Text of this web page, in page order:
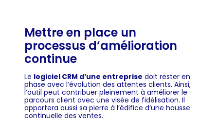
Mettre en place un
processus d’amélioration
continue
Le logiciel CRM d’une entreprise doit rester en
phase avec l’évolution des attentes clients. Ainsi,
l’outil peut contribuer pleinement à améliorer le
parcours client avec une visée de fidélisation. Il
apportera aussi sa pierre à l’édifice d’une hausse
continuelle des ventes.